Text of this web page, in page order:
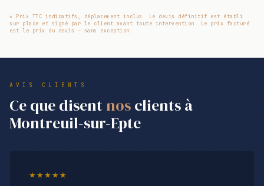
* Prix TTC indicatifs, déplacement inclus. Le devis définitif est établi
sur place et signé par le client avant toute intervention. Le prix facturé
est le prix du devis — sans exception.
AVIS CLIENTS
Ce que disent nosclients à
Montreuil-sur-Epte
★★★★★